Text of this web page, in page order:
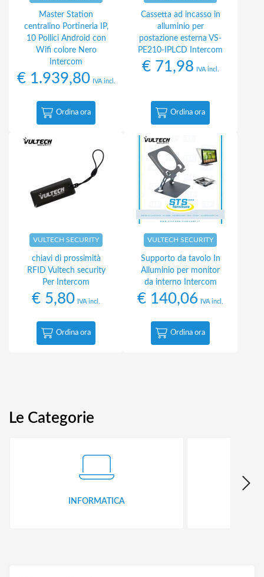
Master Station
centralino Portineria IP,
10 Pollici Android con
Wifi colore Nero
Intercom
€1.939,80 IVA incl.
Ordina ora
Cassetta ad incasso in
alluminio per
postazione esterna VS-
PE210-IPLCD Intercom
€71,98 IVA incl.
Ordina ora
VULTECH SECURITY
chiavi di prossimità
RFID Vultech security
Per Intercom
€ 5,80 IVA incl.
Ordina ora
VULTECH SECURITY
Supporto da tavolo In
Alluminio per monitor
da interno Intercom
€ 140,06 IVA incl.
Ordina ora
Le Categorie
INFORMATICA